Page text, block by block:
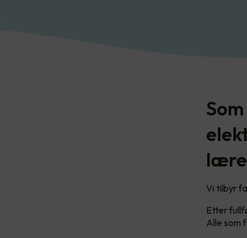
Vi tilbyr
Etter
Alle som